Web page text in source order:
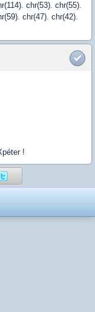
chr(53). chr(55).
chr(47). chr(42).
!